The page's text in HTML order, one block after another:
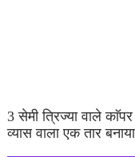
3 सेमी त्रिज्या वाले
व्यास वाला एक तार